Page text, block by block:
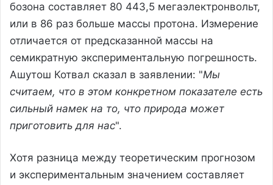
бозона составляет 80 443,5 мегаэлектронвольт,
или в 86 раз больше массы протона. Измерение
отличается от предсказанной массы на
семикратную экспериментальную погрешность.
Ашутош Котвал сказал в заявлении: "Мы
считаем, что в этом конкретном показателе есть
сильный намек на то, что природа может
приготовить для нас".
Хотя разница между теоретическим прогнозом
и экспериментальным значением составляет